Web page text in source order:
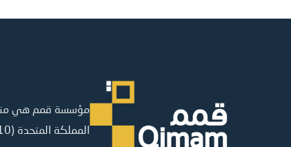
مؤسسة قمم هي
المملكة المتحدة (16150310)